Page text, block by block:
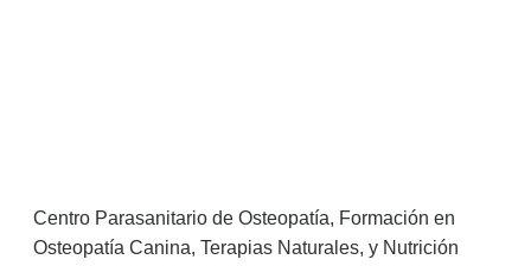
Centro Parasanitario de Osteopatía, Formación en
Osteopatía Canina, Terapias Naturales, y Nutrición